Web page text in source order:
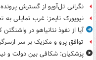
نگرانی تل‌آویو از گسترش
نیویورک تایمز: غرب تمایلی به
آیا از نفوذ نتانیاهو در
توافق پرو و مکزیک بر سر
پزشکیان: شکافی بین دولت و